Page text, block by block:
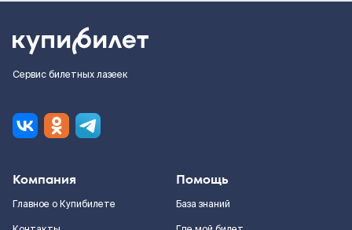
Сервис билетных лазеек
Компания
Главное о Купибилете
Помощь
База знаний